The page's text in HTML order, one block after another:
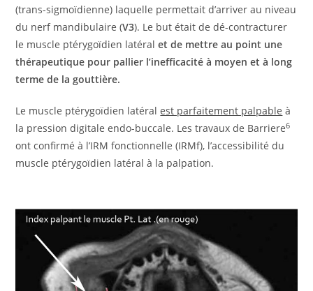
(trans-sigmoïdienne) laquelle permettait d’arriver au niveau
du nerf mandibulaire (V3). Le but était de dé-contracturer
le muscle ptérygoïdien latéral et de mettre au point une
thérapeutique pour pallier l’inefficacité à moyen et à long
terme de la gouttière.
Le muscle ptérygoïdien latéralest parfaitement palpable à
la pression digitale endo-buccale. Les travaux de Barriere6
ont confirmé à l’IRM fonctionnelle (IRMf), l’accessibilité du
muscle ptérygoïdien latéral à la palpation.